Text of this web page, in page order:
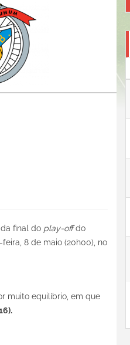
final do play-offdo
8 de maio (20h00), no
muito equilíbrio, em que